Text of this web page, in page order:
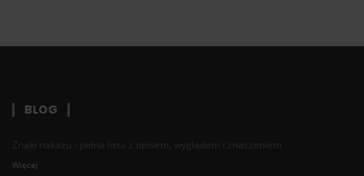
BLOG
Znaki nakazu - pełna lista z opisem, wyglądem i znaczeniem
Więcej